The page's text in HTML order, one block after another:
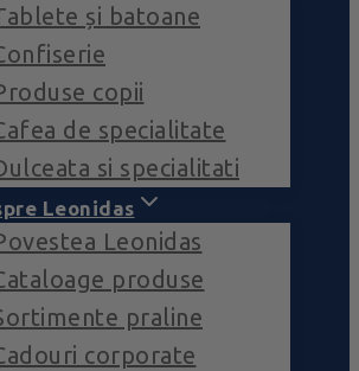
și batoane
copii
de specialitate
si specialitati
Leonidas
Leonidas
produse
praline
corporate